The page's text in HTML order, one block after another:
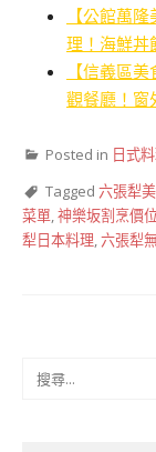
【公館萬
理！海鮮丼
【信義區
觀餐廳！窗
Posted in 日式
Tagged 六張犁
菜單,神樂坂割烹價位
犁日本料理,六張犁